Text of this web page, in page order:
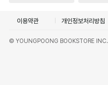
이용약관 개인정보처리방침
© YOUNGPOONG BOOKSTORE INC.